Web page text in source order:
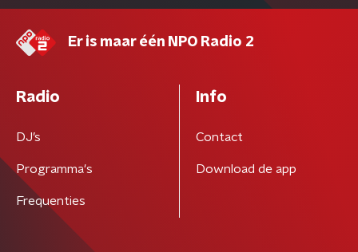
Er is maar één NPO Radio 2
Radio
DJ’s
Programma's
Frequenties
Info
Contact
Download de app